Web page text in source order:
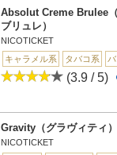
Absolut Creme Brulee
ブリュレ）
NICOTICKET
キャラメル系
タバコ系
(3.9 / 5)
Gravity（グラヴィティ）
NICOTICKET